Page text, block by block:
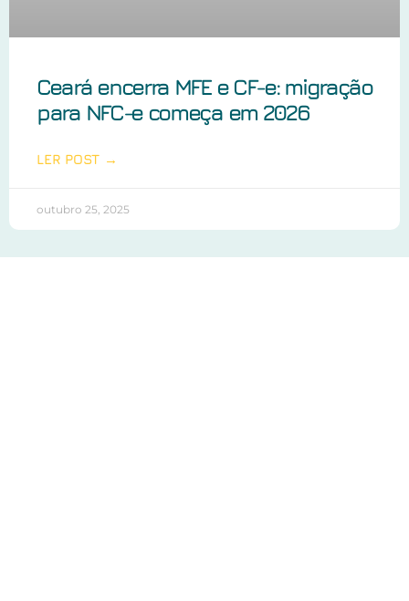
Ceará encerra MFE e CF-e: migração
para NFC-e começa em 2026
LER POST →
outubro 25, 2025